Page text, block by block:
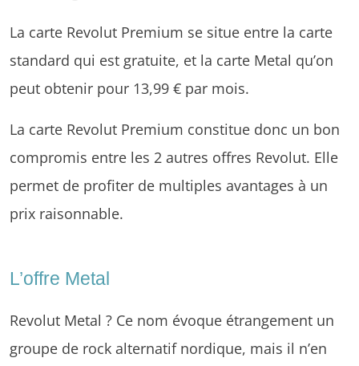
La carte Revolut Premium se situe entre la carte
standard qui est gratuite, et la carte Metal qu’on
peut obtenir pour 13,99 € par mois.
La carte Revolut Premium constitue donc un bon
compromis entre les 2 autres offres Revolut. Elle
permet de profiter de multiples avantages à un
prix raisonnable.
L’offre Metal
Revolut Metal ? Ce nom évoque étrangement un
groupe de rock alternatif nordique, mais il n’en